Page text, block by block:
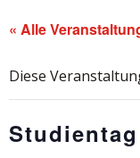
« Alle
Diese